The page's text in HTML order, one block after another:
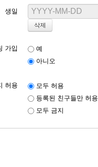
생일
가입
예
아니오
허용
모두 허용
등록된 친구들만 허용
모두 금지